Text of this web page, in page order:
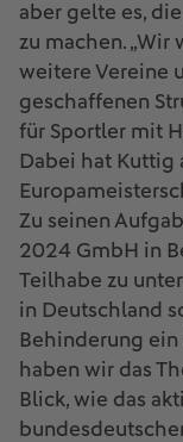
aber gelte es,
zu machen.
weitere Vereine
geschaffenen
für Sportler mit
Dabei hat Kuttig
Zu seinen
2024 GmbH in
Teilhabe zu
in Deutschland
Behinderung
haben wir das
Blick, wie das